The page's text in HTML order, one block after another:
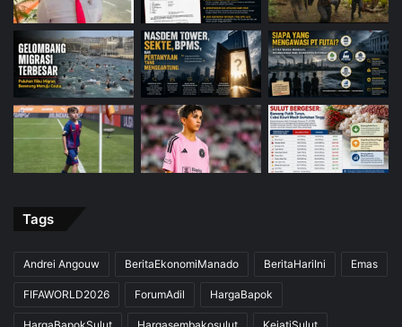
Tags
Andrei Angouw BeritaEkonomiManado BeritaHariIni Emas
FIFAWORLD2026 ForumAdil HargaBapok